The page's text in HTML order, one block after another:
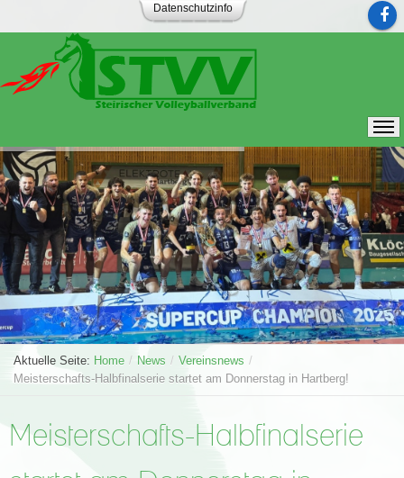
Datenschutzinfo
Aktuelle Seite: Home / News / Vereinsnews /
Meisterschafts-Halbfinalserie startet am Donnerstag in Hartberg!
Meisterschafts-Halbfinalserie